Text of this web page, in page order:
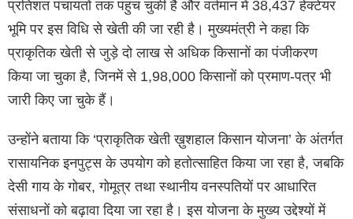
प्रतिशत पंचायतों तक पहुंच चुकी है और वर्तमान में 38,437 हेक्टेयर
भूमि पर इस विधि से खेती की जा रही है। मुख्यमंत्री ने कहा कि
प्राकृतिक खेती से जुड़े दो लाख से अधिक किसानों का पंजीकरण
किया जा चुका है, जिनमें से 1,98,000 किसानों को प्रमाण-पत्र भी
जारी किए जा चुके हैं।
उन्होंने बताया कि ‘प्राकृतिक खेती ख़ुशहाल किसान योजना’ के अंतर्गत
रासायनिक इनपुट्स के उपयोग को हतोत्साहित किया जा रहा है, जबकि
देसी गाय के गोबर, गोमूत्र तथा स्थानीय वनस्पतियों पर आधारित
संसाधनों को बढ़ावा दिया जा रहा है। इस योजना के मुख्य उद्देश्यों में